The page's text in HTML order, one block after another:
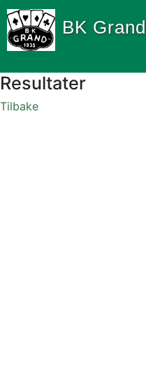
BK Grand
Resultater
Tilbake